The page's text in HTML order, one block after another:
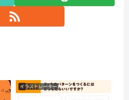
イラストレーター